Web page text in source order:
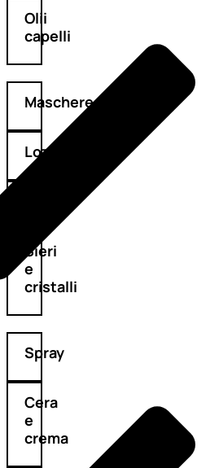
Olii
capelli
Maschere
Lozioni
Sieri
e
cristalli
Spray
Cera
e
crema